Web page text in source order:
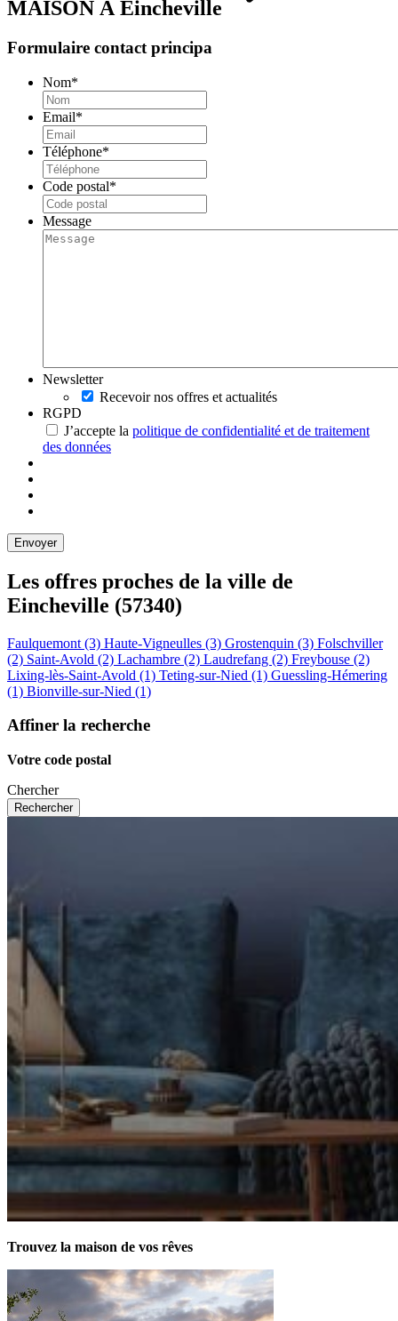
MAISON À Eincheville
Formulaire contact principa
Nom*
Email*
Téléphone*
Code postal*
Message
Newsletter
Recevoir nos offres et actualités
RGPD
J’accepte la politique de confidentialité et de traitement
des données
Les offres proches de la ville de
Eincheville (57340)
Faulquemont (3) Haute-Vigneulles (3) Grostenquin (3) Folschviller
(2) Saint-Avold (2) Lachambre (2) Laudrefang (2) Freybouse (2)
Lixing-lès-Saint-Avold (1) Teting-sur-Nied (1) Guessling-Hémering
(1) Bionville-sur-Nied (1)
Affiner la recherche
Votre code postal
Chercher
Trouvez la maison de vos rêves